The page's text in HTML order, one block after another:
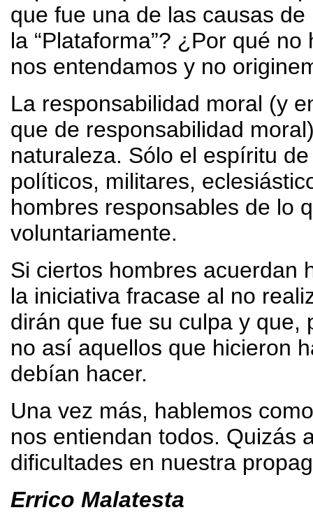
que fue una de las causas
la “Plataforma”? ¿Por qué
nos entendamos y no
La responsabilidad moral (y
que de responsabilidad
naturaleza. Sólo el espíritu
políticos, militares,
hombres responsables de lo
voluntariamente.
Si ciertos hombres acuerdan
la iniciativa fracase al no
dirán que fue su culpa y que,
no así aquellos que hicieron
debían hacer.
Una vez más, hablemos
nos entiendan todos. Quizás
dificultades en nuestra
Errico Malatesta